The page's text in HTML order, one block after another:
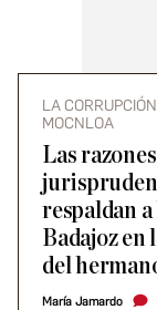
LA
MOCNLOA
Las razones
respaldan
Badajoz
del
María Jamardo